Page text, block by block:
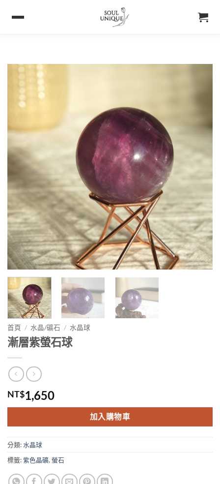
首頁 / 水晶/礦石 / 水晶球
漸層紫螢石球
NT$1,650
加入購物車
分類: 水晶球
標籤:紫色晶礦, 螢石